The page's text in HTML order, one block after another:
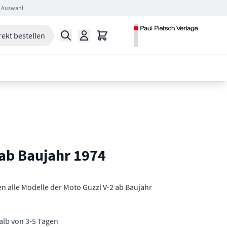
Auswahl
bestellen Suche Warenkorb
Baujahr 1974
alle Modelle der Moto Guzzi V-2 ab Baujahr
von 3-5 Tagen